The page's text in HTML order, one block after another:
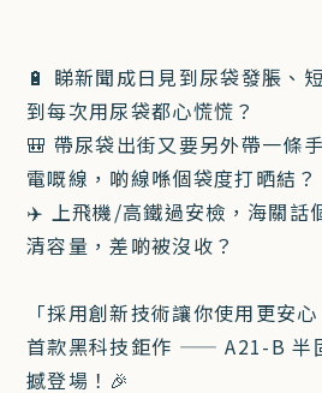
🔋 睇新聞成日見到尿袋發脹、
到每次用尿袋都心慌慌？
🎒 帶尿袋出街又要另外帶一條
電嘅線，啲線喺個袋度打晒結？
✈️ 上飛機/高鐵過安檢，海關話
清容量，差啲被沒收？
「採用創新技術讓你使用更安
首款黑科技鉅作 —— A21-B 半
撼登場！🎉